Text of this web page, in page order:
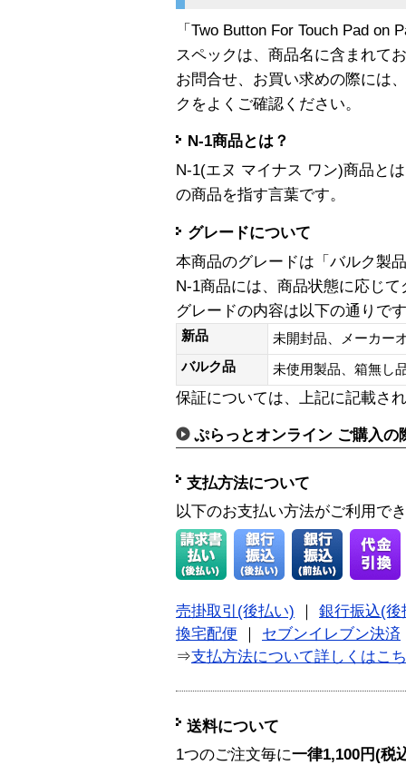
「Two Button For Touch Pad on
スペックは、商品名に含まれて
お問合せ、お買い求めの際には
クをよくご確認ください。
N-1商品とは？
N-1(エヌ マイナス ワン)商品と
の商品を指す言葉です。
グレードについて
本商品のグレードは「バルク製
N-1商品には、商品状態に応じ
グレードの内容は以下の通りで
新品
未開封品、メーカー
バルク品
未使用製品、箱無
保証については、上記に記載さ
ぷらっとオンライン ご購入の
支払方法について
以下のお支払い方法がご利用で
売掛取引(後払い)
銀行振込(後
換宅配便
セブンイレブン決済
⇒支払方法について詳しくはこ
送料について
1つのご注文毎に一律1,100円(税